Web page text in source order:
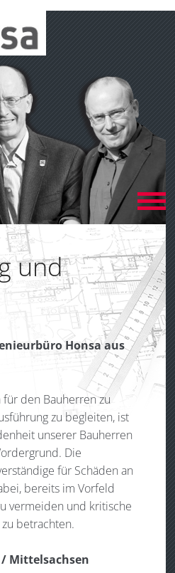
und
Honsa aus
den Bauherren zu
zu begleiten, ist
unserer Bauherren
Die
für Schäden an
bereits im Vorfeld
vermeiden und kritische
betrachten.
Mittelsachsen